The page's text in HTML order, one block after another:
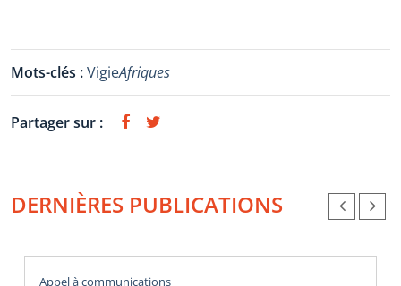
Mots-clés :VigieAfriques
Partager sur :
DERNIÈRES PUBLICATIONS
Appel à communications